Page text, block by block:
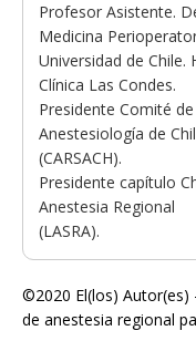
Profesor Asistente.
Medicina
Universidad de Chile.
Clínica Las Condes.
Presidente Comité
Anestesiología de
(CARSACH).
Presidente capítulo
Anestesia Regional
(LASRA).
©2020 El(los) Autor(es)
de anestesia regional